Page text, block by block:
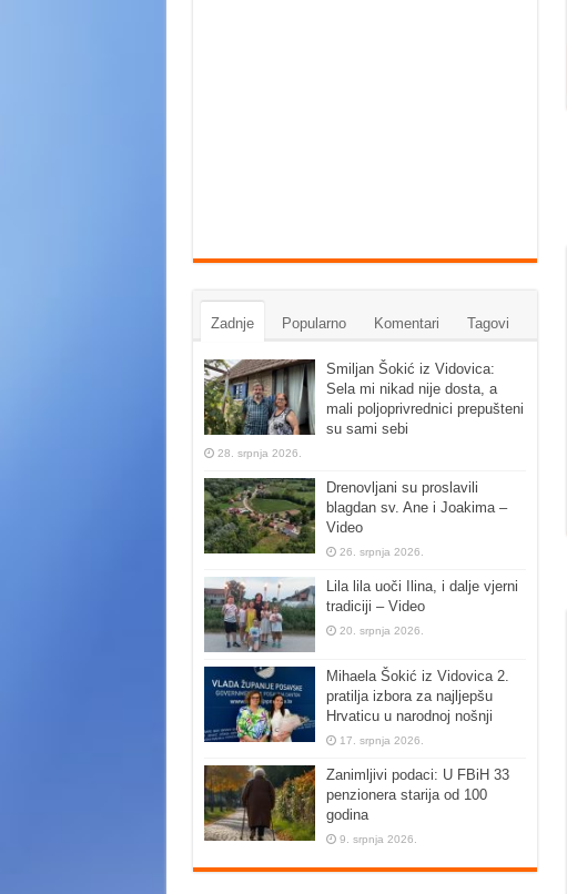
Zadnje Popularno Komentari Tagovi
Smiljan Šokić iz Vidovica:
Sela mi nikad nije dosta, a
mali poljoprivrednici prepušteni
su sami sebi
28. srpnja 2026.
Drenovljani su proslavili
blagdan sv. Ane i Joakima –
Video
26. srpnja 2026.
Lila lila uoči Ilina, i dalje vjerni
tradiciji – Video
20. srpnja 2026.
Mihaela Šokić iz Vidovica 2.
pratilja izbora za najljepšu
Hrvaticu u narodnoj nošnji
17. srpnja 2026.
Zanimljivi podaci: U FBiH 33
penzionera starija od 100
godina
9. srpnja 2026.